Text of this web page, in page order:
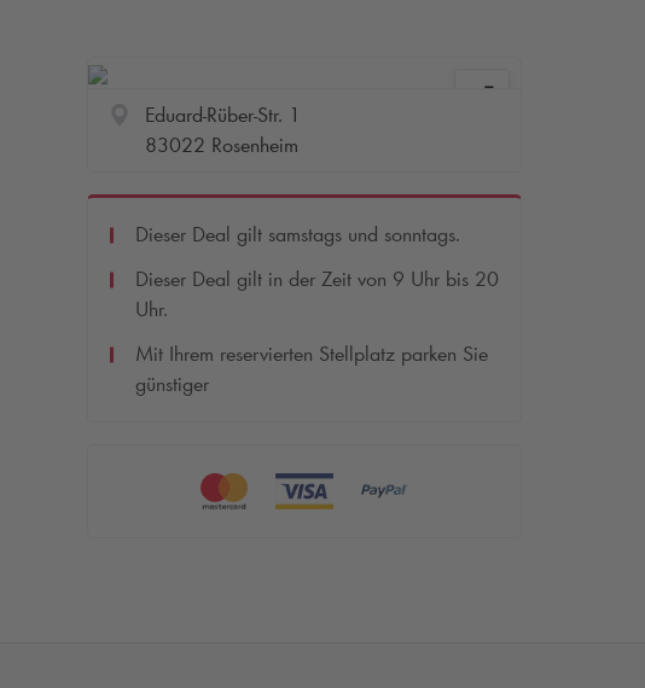
Eduard-Rüber-Str. 1
83022 Rosenheim
Dieser Deal gilt samstags und sonntags.
Dieser Deal gilt in der Zeit von 9 Uhr bis 20
Uhr.
Mit Ihrem reservierten Stellplatz parken Sie
günstiger